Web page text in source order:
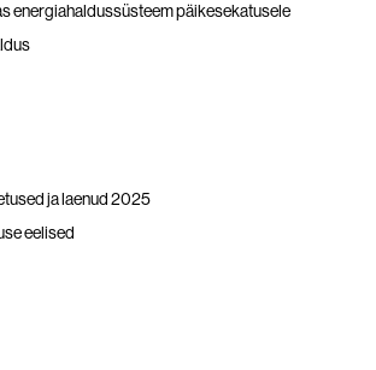
energiahaldussüsteem päikesekatusele
ja laenud 2025
eelised